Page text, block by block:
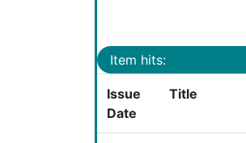
Item hits:
Issue
Date
Title